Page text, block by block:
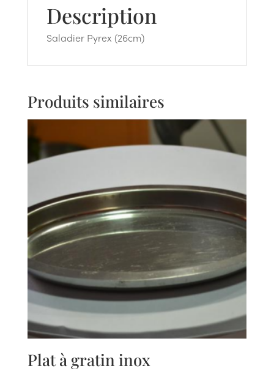
Description
Saladier Pyrex (26cm)
Produits similaires
Plat à gratin inox